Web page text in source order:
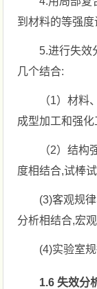
到材料的等强度
5.进行失效
几个结合:
（1）材料
成型加工和强
（2）结构
度相结合,试棒
(3)客观规
分析相结合,宏
(4)实验室
1.6 失效分